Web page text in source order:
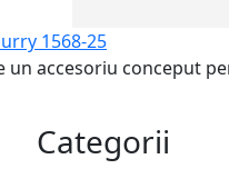
1568-25
un accesoriu conceput
Categorii